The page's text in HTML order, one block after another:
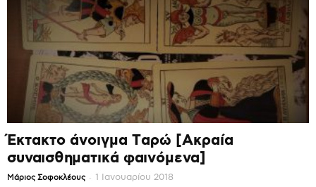
Έκτακτο άνοιγμα Ταρώ [Ακραία
συναισθηματικά φαινόμενα]
Mάριος Σοφοκλέους - 1 Ιανουαρίου 2018